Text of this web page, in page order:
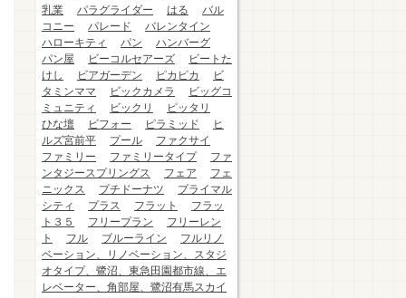
乳業
パラグライダー はる
バル
コニー
パレード
バレンタイン
ハローキティ
パン
ハンバーグ
パン屋
ビーコルセアーズ
ビートた
けし
ビアガーデン ピカピカ
ビ
タミンママ
ビックカメラ
ビッグコ
ミュニティ
ビックリ
ピッタリ
ひな壇
ビフォー ピラミッド
ヒ
ルズ宮前平
プール
ファクサイ
ファミリー
ファミリータイプ
ファ
ンタジースプリングス
フェア
フェ
ニックス
プチドーナツ
プライマル
シティ
プラス フラット
フラッ
ト３５
フリープラン
フリーレン
ト
フル ブルーライン
フルリノ
ベーション、リノベーション、スタジ
オタイプ、鷺沼、東急田園都市線、エ
レベーター、角部屋、鷺沼有馬スカイ